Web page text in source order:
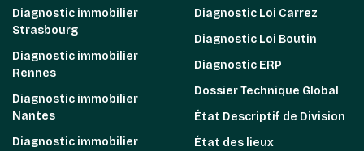
Diagnostic immobilier
Strasbourg
Diagnostic immobilier
Rennes
Diagnostic immobilier
Nantes
Diagnostic immobilier
Diagnostic Loi Carrez
Diagnostic Loi Boutin
Diagnostic ERP
Dossier Technique Global
État Descriptif de Division
État des lieux